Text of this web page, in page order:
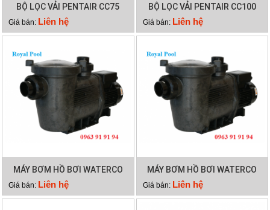
BỘ LỌC VẢI PENTAIR CC75
Giá bán: Liên hệ
BỘ LỌC VẢI PENTAIR CC100
Giá bán: Liên hệ
MÁY BƠM HỒ BƠI WATERCO
HYDROSTAR 200
Giá bán: Liên hệ
MÁY BƠM HỒ BƠI WATERCO
HYDROSTAR 250
Giá bán: Liên hệ